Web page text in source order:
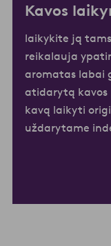
Kavos
laikykite ją
reikalauja
aromatas labai
atidarytą kavos
kavą laikyti
uždarytame